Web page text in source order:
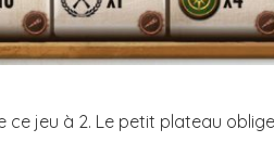
ce jeu à 2. Le petit plateau